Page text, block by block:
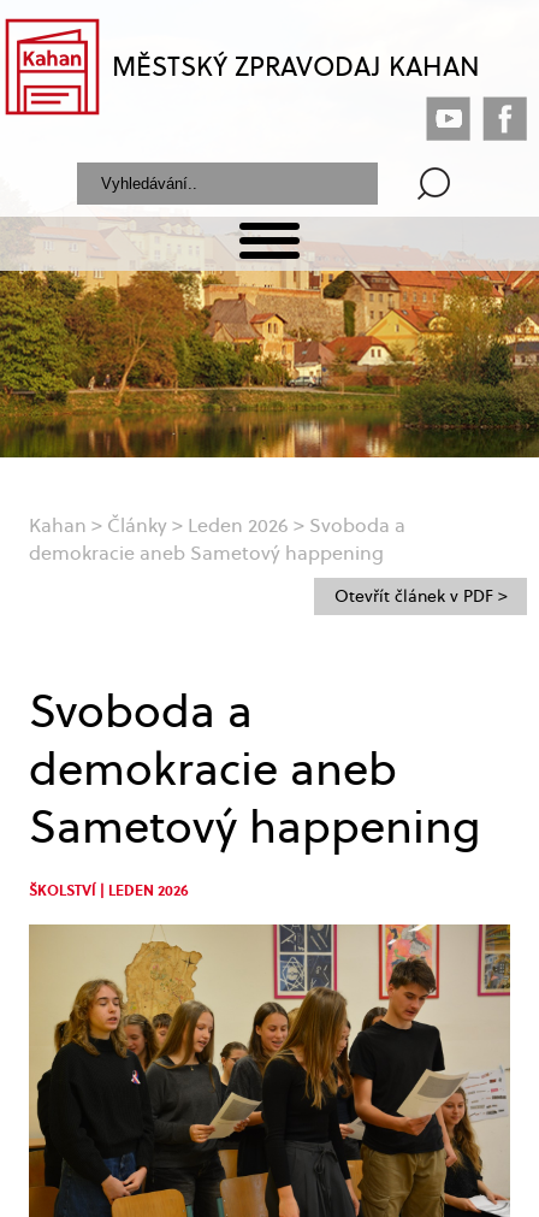
MĚSTSKÝ ZPRAVODAJ KAHAN
Kahan > Články> Leden 2026 > Svoboda a
demokracie aneb Sametový happening
Svoboda a
demokracie aneb
Sametový happening
ŠKOLSTVÍ | LEDEN 2026
Otevřít článek v PDF >